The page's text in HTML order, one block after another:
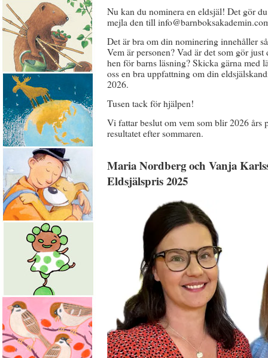
Nu kan du nominera en eldsjäl! Det gör
mejla den till
Det är bra om din nominering innehåller
Vem är personen? Vad är det som gör
hen för barns läsning? Skicka gärna med
oss en bra uppfattning om din
2026.
Tusen tack för hjälpen!
Vi fattar beslut om vem som blir 2026 års
resultatet efter sommaren.
Maria Nordberg och Vanja
Eldsjälspris 2025